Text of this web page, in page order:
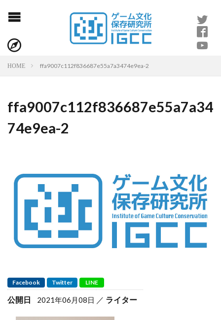
HOME ffa9007c112f836687e55a7a3474e9ea-2
ffa9007c112f836687e55a7a34
74e9ea-2
Facebook Twitter LINE
公開日 2021年06月08日 ライター